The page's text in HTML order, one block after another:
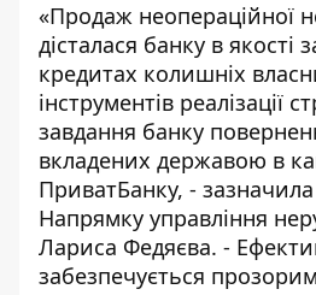
«Продаж неопераційної
дісталася банку в якості
кредитах колишніх
інструментів реалізації
завдання банку
вкладених державою в
ПриватБанку, -
Напрямку управління
Лариса Федяєва. -
забезпечується